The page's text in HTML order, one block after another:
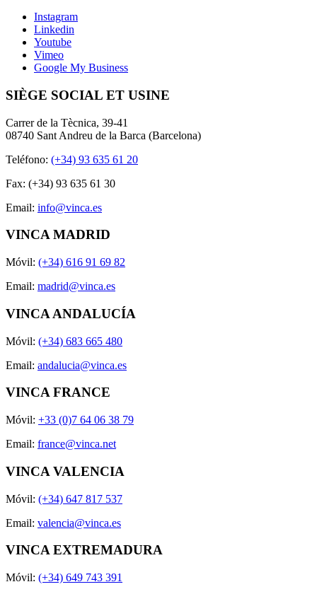
Instagram
Linkedin
Youtube
Vimeo
Google My Business
SIÈGE SOCIAL ET USINE
Carrer de la Tècnica, 39-41
08740 Sant Andreu de la Barca (Barcelona)
Teléfono: (+34) 93 635 61 20
Fax: (+34) 93 635 61 30
Email: info@vinca.es
VINCA MADRID
Móvil: (+34) 616 91 69 82
Email: madrid@vinca.es
VINCA ANDALUCÍA
Móvil: (+34) 683 665 480
Email: andalucia@vinca.es
VINCA FRANCE
Móvil: +33 (0)7 64 06 38 79
Email: france@vinca.net
VINCA VALENCIA
Móvil: (+34) 647 817 537
Email: valencia@vinca.es
VINCA EXTREMADURA
Móvil: (+34) 649 743 391